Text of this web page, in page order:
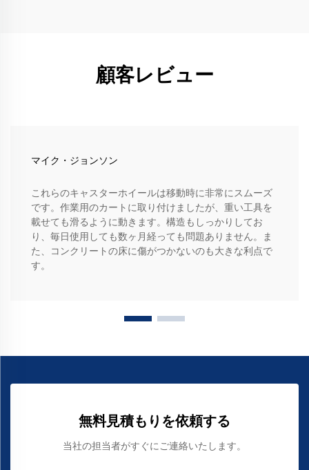
顧客レビュー
マイク・ジョンソン
これらのキャスターホイールは移動時に非常にスムーズ
です。作業用のカートに取り付けましたが、重い工具を
載せても滑るように動きます。構造もしっかりしてお
り、毎日使用しても数ヶ月経っても問題ありません。ま
た、コンクリートの床に傷がつかないのも大きな利点で
す。
無料見積もりを依頼する
当社の担当者がすぐにご連絡いたします。